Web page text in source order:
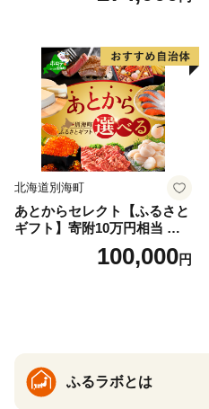
北海道別海町
あとからセレクト【ふるさと
ギフト】寄附10万円相当 あ
とから選べる！ ギフト いく
ら ほたて 海鮮 牛肉 別海町
ギフト ふるさと納税 ）
100,000円
ふるラボとは